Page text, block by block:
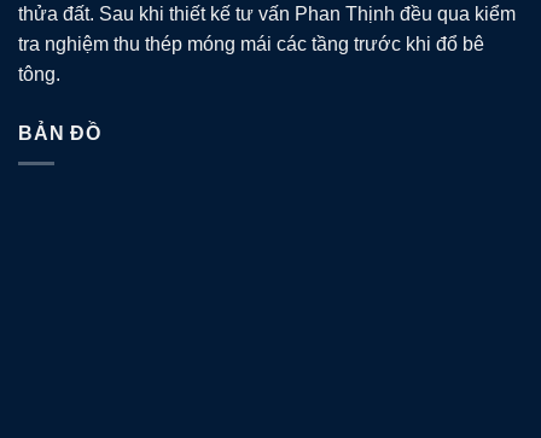
thửa đất. Sau khi thiết kế tư vấn Phan Thịnh đều qua kiểm
tra nghiệm thu thép móng mái các tầng trước khi đổ bê
tông.
BẢN ĐỒ